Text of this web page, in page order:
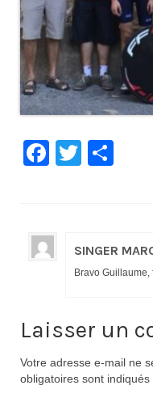
Facebook
Twitter
SINGER
Bravo
Laisser un
Votre adresse e-mail ne
obligatoires sont indiqués